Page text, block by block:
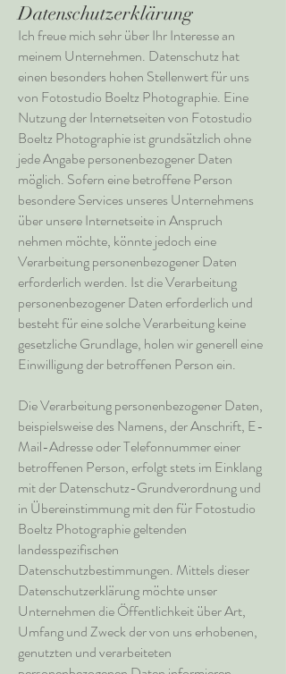
Datenschutzerklärung
Ich freue mich sehr über Ihr Interesse an
meinem Unternehmen. Datenschutz hat
einen besonders hohen Stellenwert für uns
von Fotostudio Boeltz Photographie. Eine
Nutzung der Internetseiten von Fotostudio
Boeltz Photographie ist grundsätzlich ohne
jede Angabe personenbezogener Daten
möglich. Sofern eine betroffene Person
besondere Services unseres Unternehmens
über unsere Internetseite in Anspruch
nehmen möchte, könnte jedoch eine
Verarbeitung personenbezogener Daten
erforderlich werden. Ist die Verarbeitung
personenbezogener Daten erforderlich und
besteht für eine solche Verarbeitung keine
gesetzliche Grundlage, holen wir generell eine
Einwilligung der betroffenen Person ein.
Die Verarbeitung personenbezogener Daten,
beispielsweise des Namens, der Anschrift, E-
Mail-Adresse oder Telefonnummer einer
betroffenen Person, erfolgt stets im Einklang
mit der Datenschutz-Grundverordnung und
in Übereinstimmung mit den für Fotostudio
Boeltz Photographie geltenden
landesspezifischen
Datenschutzbestimmungen. Mittels dieser
Datenschutzerklärung möchte unser
Unternehmen die Öffentlichkeit über Art,
Umfang und Zweck der von uns erhobenen,
genutzten und verarbeiteten